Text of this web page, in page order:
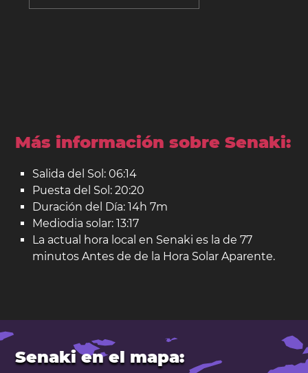
Más información sobre Senaki:
Salida del Sol: 06:14
Puesta del Sol: 20:20
Duración del Día: 14h 7m
Mediodia solar: 13:17
La actual hora local en Senaki es la de 77
minutos Antes de de la Hora Solar Aparente.
Senaki en el mapa: